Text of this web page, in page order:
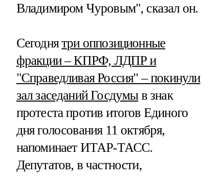
Владимиром Чуровым", сказал он.
Сегоднятри оппозиционные
фракции – КПРФ, ЛДПР и
"Справедливая Россия" – покинули
зал заседаний Госдумыв знак
протеста против итогов Единого
дня голосования 11 октября,
напоминает ИТАР-ТАСС.
Депутатов, в частности,